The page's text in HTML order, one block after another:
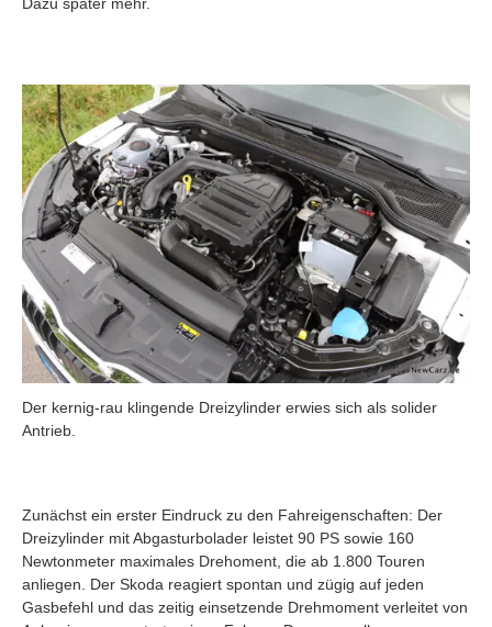
Dazu später mehr.
Der kernig-rau klingende Dreizylinder erwies sich als solider
Antrieb.
Zunächst ein erster Eindruck zu den Fahreigenschaften: Der
Dreizylinder mit Abgasturbolader leistet 90 PS sowie 160
Newtonmeter maximales Drehoment, die ab 1.800 Touren
anliegen. Der Skoda reagiert spontan und zügig auf jeden
Gasbefehl und das zeitig einsetzende Drehmoment verleitet von